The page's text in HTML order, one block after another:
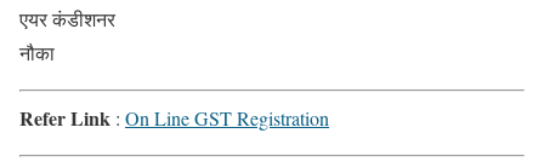
एयर कंडीशनर
नौका
Refer Link : On Line GST Registration